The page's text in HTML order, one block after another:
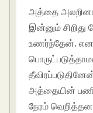
அத்தை
இன்னும் சிறிது
உணர்ந்தேன்.
அத்தையின்
நேரம்